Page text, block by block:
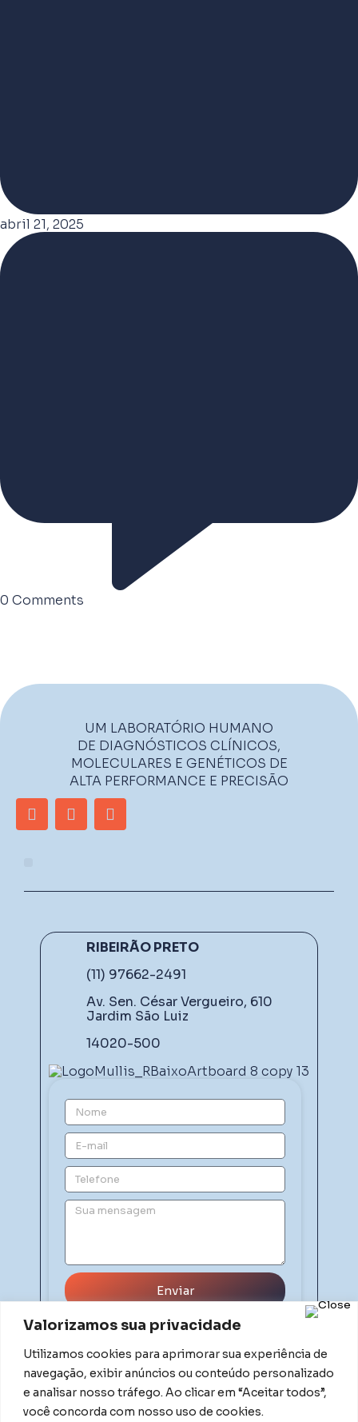
Valorizamos sua privacidade
Utilizamos cookies para aprimorar sua experiência de
navegação, exibir anúncios ou conteúdo personalizado
e analisar nosso tráfego. Ao clicar em “Aceitar todos”,
você concorda com nosso uso de cookies.
abril 21, 2025
0 Comments
UM LABORATÓRIO HUMANO
DE DIAGNÓSTICOS CLÍNICOS,
MOLECULARES E GENÉTICOS DE
ALTA PERFORMANCE E PRECISÃO
RIBEIRÃO PRETO
(11) 97662-2491
Av. Sen. César Vergueiro, 610
Jardim São Luiz
14020-500
Enviar